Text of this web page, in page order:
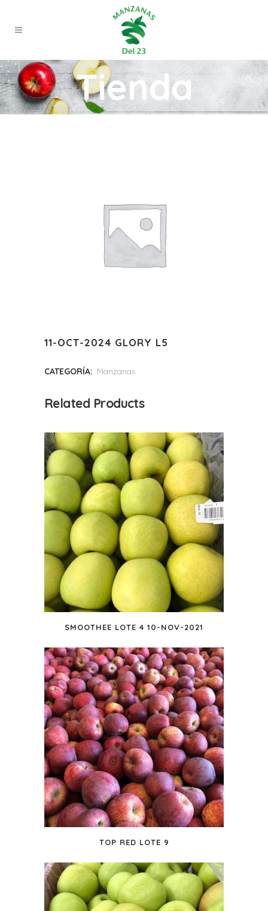
Tienda
11-OCT-2024 GLORY L5
CATEGORÍA: Manzanas
Related Products
SMOOTHEE LOTE 4 10-NOV-2021
TOP RED LOTE 9